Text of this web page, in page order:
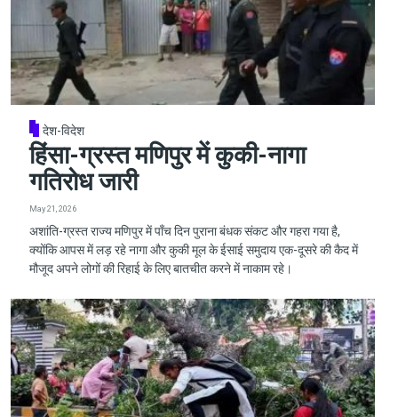
देश-विदेश
हिंसा-ग्रस्त मणिपुर में कुकी-नागा
गतिरोध जारी
May 21, 2026
अशांति-ग्रस्त राज्य मणिपुर में पाँच दिन पुराना बंधक संकट और गहरा गया है,
क्योंकि आपस में लड़ रहे नागा और कुकी मूल के ईसाई समुदाय एक-दूसरे की कैद में
मौजूद अपने लोगों की रिहाई के लिए बातचीत करने में नाकाम रहे।